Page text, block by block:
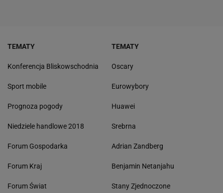
TEMATY
Konferencja Bliskowschodnia
Sport mobile
Prognoza pogody
Niedziele handlowe 2018
Forum Gospodarka
Forum Kraj
Forum Świat
TEMATY
Oscary
Eurowybory
Huawei
Srebrna
Adrian Zandberg
Benjamin Netanjahu
Stany Zjednoczone